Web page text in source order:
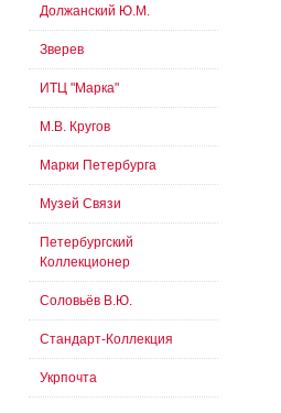
Должанский Ю.М.
Зверев
ИТЦ "Марка"
М.В. Кругов
Марки Петербурга
Музей Связи
Петербургский
Коллекционер
Соловьёв В.Ю.
Стандарт-Коллекция
Укрпочта